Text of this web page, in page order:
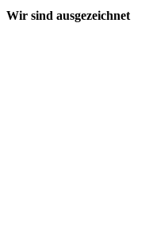
Wir sind ausgezeichnet